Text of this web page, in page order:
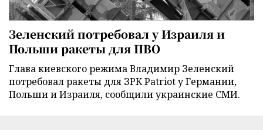
Зеленский потребовал у Израиля и
Польши ракеты для ПВО
Глава киевского режима Владимир Зеленский
потребовал ракеты для ЗРК Patriot у Германии,
Польши и Израиля, сообщили украинские СМИ.